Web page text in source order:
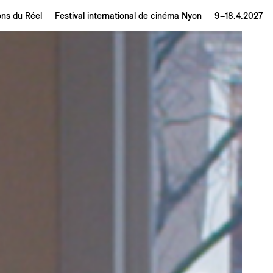
du Réel Festival international de cinéma Nyon 9–18.4.2027